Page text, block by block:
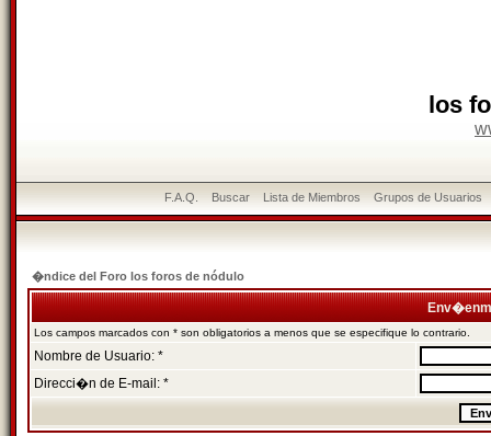
los
F.A.Q. Buscar Lista de Miembros Grupos de Usuarios
�ndice del Foro los foros de nódulo
Los campos marcados con * son obligatorios a menos que se especifique lo contrario.
Nombre de Usuario: *
Direcci�n de E-mail: *